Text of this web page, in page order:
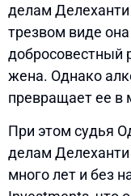
делам Делеханти
трезвом виде
добросовестный
жена. Однако
превращает ее в
При этом судья
делам Делеханти
много лет и без